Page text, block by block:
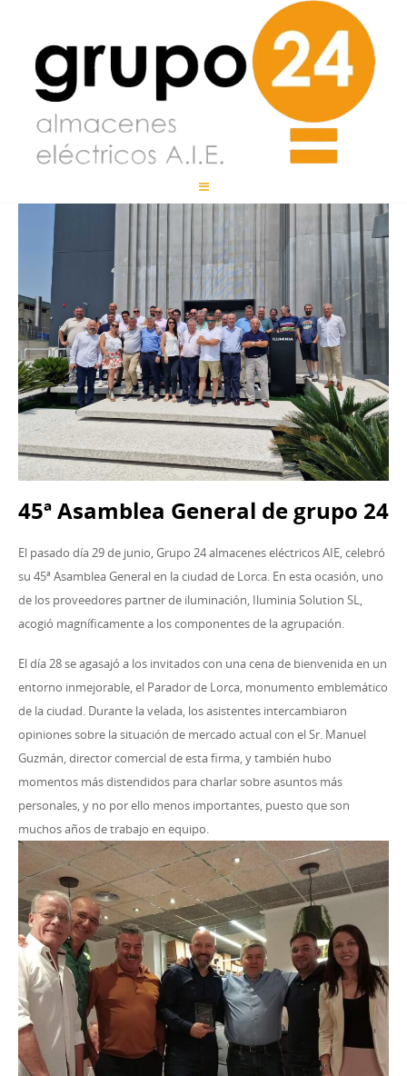
45ª Asamblea General de grupo 24
El pasado día 29 de junio, Grupo 24 almacenes eléctricos AIE, celebró
su 45ª Asamblea General en la ciudad de Lorca. En esta ocasión, uno
de los proveedores partner de iluminación, Iluminia Solution SL,
acogió magníficamente a los componentes de la agrupación.
El día 28 se agasajó a los invitados con una cena de bienvenida en un
entorno inmejorable, el Parador de Lorca, monumento emblemático
de la ciudad. Durante la velada, los asistentes intercambiaron
opiniones sobre la situación de mercado actual con el Sr. Manuel
Guzmán, director comercial de esta firma, y también hubo
momentos más distendidos para charlar sobre asuntos más
personales, y no por ello menos importantes, puesto que son
muchos años de trabajo en equipo.